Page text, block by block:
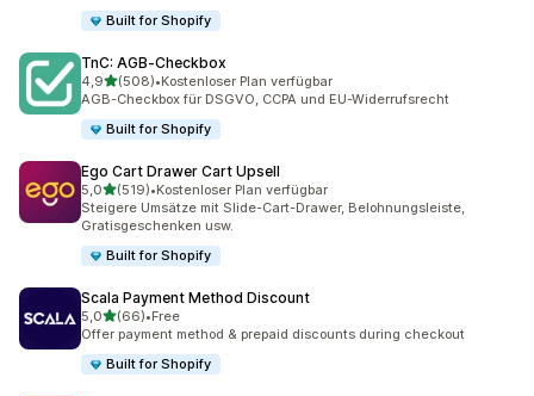
Built for Shopify
TnC: AGB‑Checkbox
4,9von 5 Sternen
(508)
508 Rezensionen insgesamt
•Kostenloser Plan verfügbar
AGB-Checkbox für DSGVO, CCPA und EU-Widerrufsrecht
Built for Shopify
Ego Cart Drawer Cart Upsell
5,0von 5 Sternen
(519)
519 Rezensionen insgesamt
•Kostenloser Plan verfügbar
Steigere Umsätze mit Slide-Cart-Drawer, Belohnungsleiste,
Gratisgeschenken usw.
Built for Shopify
Scala Payment Method Discount
5,0von 5 Sternen
(66)
66 Rezensionen insgesamt
•Free
Offer payment method & prepaid discounts during checkout
Built for Shopify